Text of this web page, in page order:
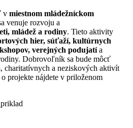
v miestnom mládežníckom
venuje rozvoju a
mládež a rodiny. Tieto aktivity
hier, súťaží, kultúrnych
verejných podujatía
Dobrovoľník sa bude môcť
a neziskových aktivít
projekte nájdete v priloženom